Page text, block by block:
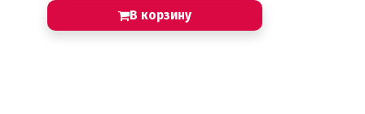
В корзину